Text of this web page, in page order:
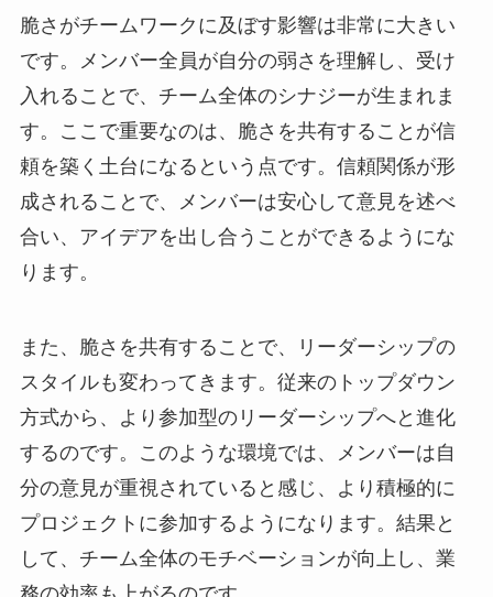
脆さがチームワークに及ぼす影響は非常に大きい
です。メンバー全員が自分の弱さを理解し、受け
入れることで、チーム全体のシナジーが生まれま
す。ここで重要なのは、脆さを共有することが信
頼を築く土台になるという点です。信頼関係が形
成されることで、メンバーは安心して意見を述べ
合い、アイデアを出し合うことができるようにな
ります。
また、脆さを共有することで、リーダーシップの
スタイルも変わってきます。従来のトップダウン
方式から、より参加型のリーダーシップへと進化
するのです。このような環境では、メンバーは自
分の意見が重視されていると感じ、より積極的に
プロジェクトに参加するようになります。結果と
して、チーム全体のモチベーションが向上し、業